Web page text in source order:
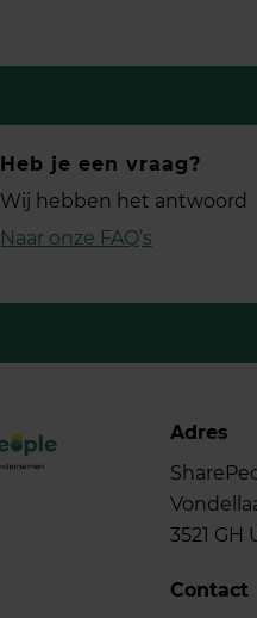
Heb je een vraag?
Wij hebben het antwoord
Naar onze FAQ’s
Adres
3521 GH
Contact